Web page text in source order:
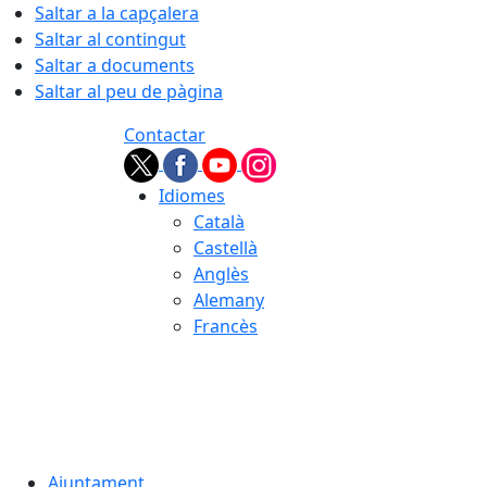
Saltar a la capçalera
Saltar al contingut
Saltar a documents
Saltar al peu de pàgina
Contactar
Idiomes
Català
Castellà
Anglès
Alemany
Francès